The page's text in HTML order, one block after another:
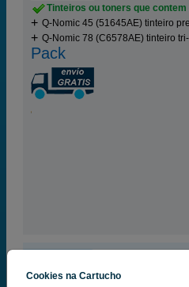
Tinteiros ou toners que contem
Q-Nomic 45 (51645AE) tinteiro
Q-Nomic 78 (C6578AE) tinteiro
Pack
100% Tinteiros
Cookies na Cartucho